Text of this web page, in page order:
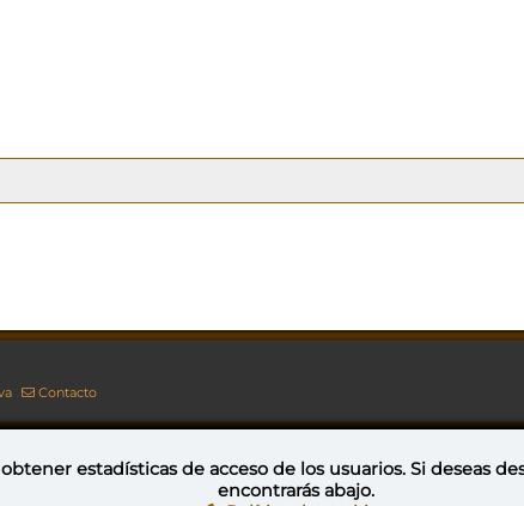
Contacto
está bajo una licencia de Creative Commons Reconocimiento-NoComercial-CompartirIgual 4.0 Internacional
estadísticas de acceso de los usuarios. Si deseas
encontrarás abajo.